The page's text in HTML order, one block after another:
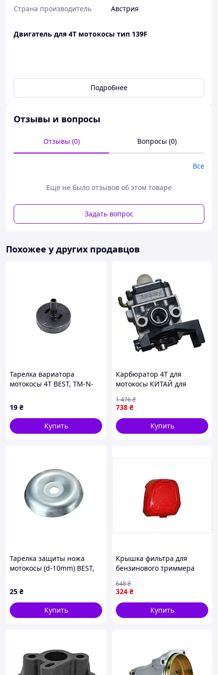
Страна производитель
Австрия
Двигатель для 4Т мотокосы тип 139F
Подробнее
Отзывы и вопросы
Отзывы (0) Вопросы (0)
Все
Еще не было отзывов об этом товаре
Задать вопрос
Похожее у других продавцов
Тарелка вариатора
мотокосы 4T BEST, TM-N-
19 ₴
Купить
Карбюратор 4Т для
мотокосы КИТАЙ для
двигателя и повышения
мощности
738 ₴
1 476₴
Купить
Тарелка защиты ножа
мотокосы (d-10mm) BEST,
25 ₴
Купить
Крышка фильтра для
бензинового триммера
PRO для защиты двигателя
и улучшения работы
324 ₴
648₴
Купить